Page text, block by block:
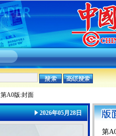
第A0版:封面
2026年05月28日
第